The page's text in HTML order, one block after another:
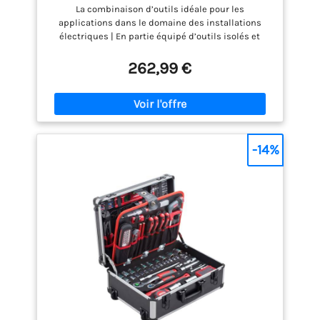
La combinaison d’outils idéale pour les
applications dans le domaine des installations
électriques | En partie équipé d’outils isolés et
ses 147 pièces, ce jeu d’outils offre un large choix
d’outils et convient à de nombreuses applications |
Dans la solide caisse à outils métallique avec 4
inserts en mousse EPE dure et résistante de haute
qualité, chaque outil trouve une place fixe | Caisse
verrouillable, serrure avec contrôle visuel |
Compartiment supérieur avec couvercle | 3 tiroirs |
(par tiroir) | Capacité de charge maxi. : 20 kg
Verrouillage centralisé de tous les tiroirs par
ouverture et fermeture du couvercle | poignées
métalliques latérales de transport | Poignée de
transport en matière plastique au sommet |
Dimensions intérieures des compartiments (L × P ×
H) 515 × 215 × 90 mm | Douilles, cliquets réversibles,
pinces VDE, tournevis VDE et clés mixtes, fabriqués
en acier chrome-vanadium | Traitement de surface :
chromage, mat | Embouts en acier chrome-
vanadium de haute qualité (S2), avec système
262,99 €
-14%